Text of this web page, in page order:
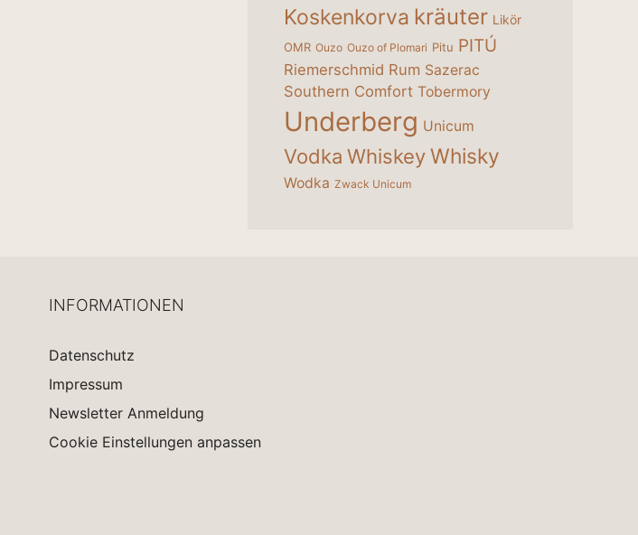
Koskenkorva kräuter Likör
OMR Ouzo Ouzo of Plomari Pitu PITÚ
Riemerschmid Rum Sazerac
Southern Comfort Tobermory
Underberg Unicum
Vodka WhiskeyWhisky
Wodka Zwack Unicum
INFORMATIONEN
Datenschutz
Impressum
Newsletter Anmeldung
Cookie Einstellungen anpassen